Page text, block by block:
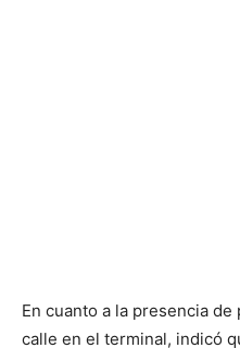
En cuanto a la presencia
calle en el terminal, indicó